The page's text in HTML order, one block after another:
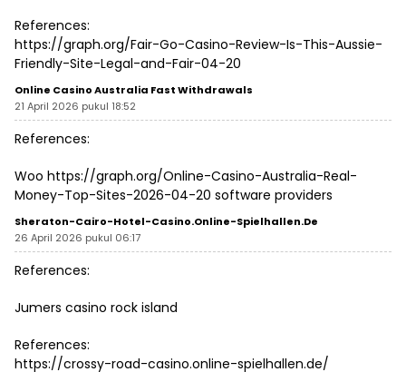
References:
https://graph.org/Fair-Go-Casino-Review-Is-This-Aussie-
Friendly-Site-Legal-and-Fair-04-20
Online Casino Australia Fast Withdrawals
21 April 2026 pukul 18:52
References:
Woo https://graph.org/Online-Casino-Australia-Real-
Money-Top-Sites-2026-04-20 software providers
Sheraton-Cairo-Hotel-Casino.online-Spielhallen.de
26 April 2026 pukul 06:17
References:
Jumers casino rock island
References:
https://crossy-road-casino.online-spielhallen.de/